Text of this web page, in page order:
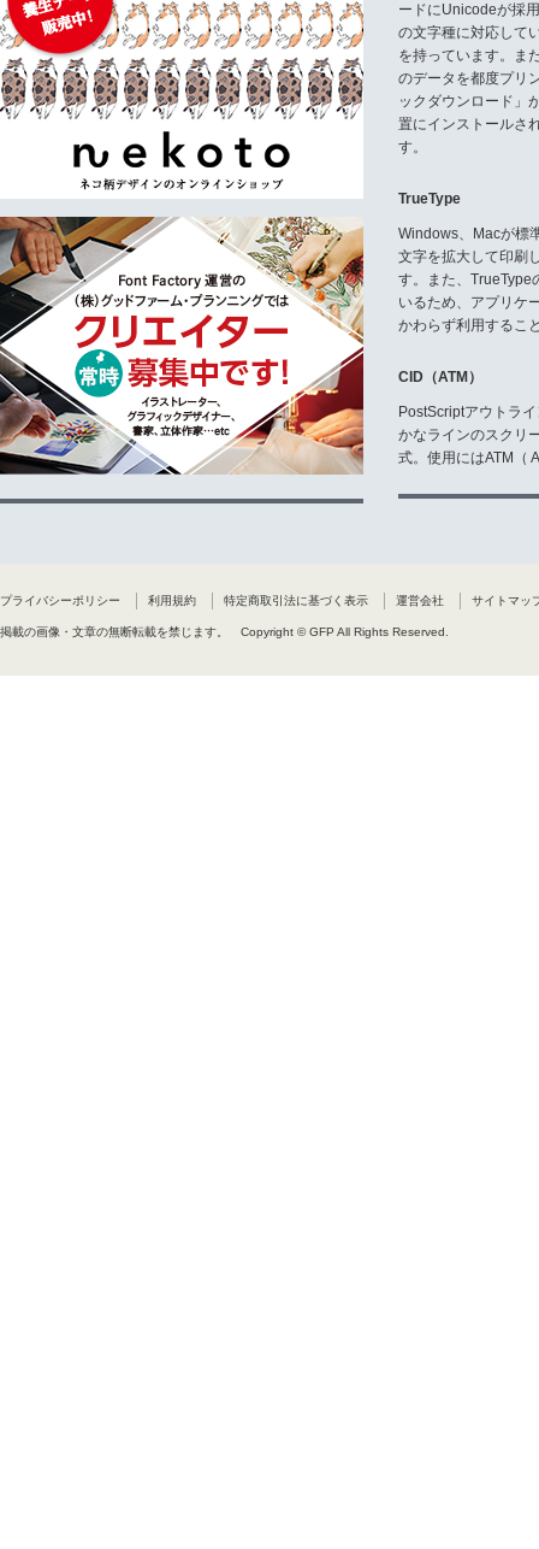
ードにUnicodeが採
の文字種に対応して
を持っています。ま
のデータを都度プリ
ックダウンロード」
置にインストールさ
す。
TrueType
Windows、Macが標
文字を拡大して印刷
す。また、TrueType
いるため、アプリケ
かわらず利用するこ
CID（ATM）
PostScriptアウトラ
かなラインのスクリ
式。使用にはATM（
プライバシーポリシー 利用規約 特定商取引法に基づく表示 運営会社 サイトマッ
掲載の画像・文章の無断転載を禁じます。 Copyright © GFP All Rights Reserved.